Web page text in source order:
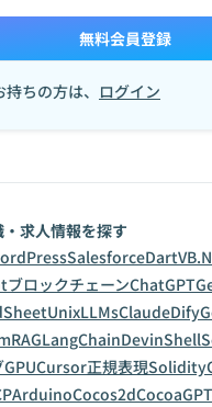
無料会員登録
ちの方は、 ログイン
求人情報を探す
SalesforceDart
ブロックチェーンChatGPT
UnixLLMsClaudeDify
RAGLangChainDevin
GPUCursor正規表現Solidity
ArduinoCocos2dCocoa